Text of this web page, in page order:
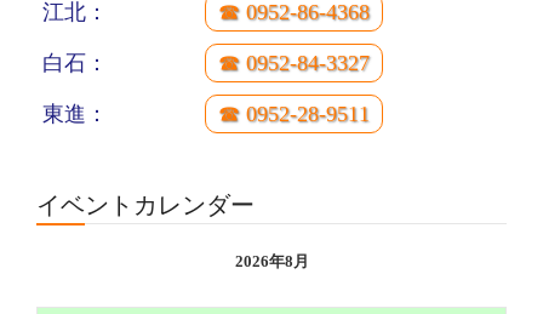
江北： ☎ 0952-86-4368
白石： ☎ 0952-84-3327
東進： ☎ 0952-28-9511
イベントカレンダー
2026年8月